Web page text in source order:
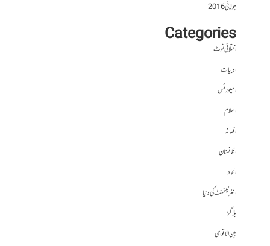
جولائی 2016
Categories
اختلافی نوٹ
ادبیات
اسپورٹس
اسلام
افسانہ
افغانستان
الحاد
انٹرٹینمنٹ کی دنیا
بلاگز
بین الاقوامی